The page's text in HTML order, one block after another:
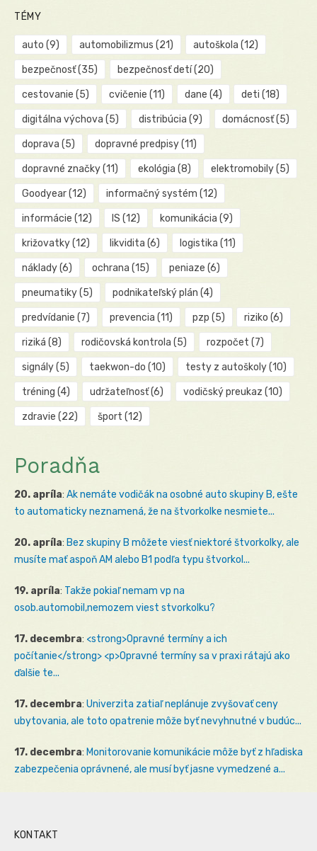
TÉMY
auto (9) automobilizmus (21) autoškola (12)
bezpečnosť(35) bezpečnosť detí(20)
cestovanie (5) cvičenie (11) dane (4) deti (18)
digitálna výchova (5) distribúcia (9) domácnosť(5)
doprava (5) dopravné predpisy(11)
dopravné značky(11) ekológia (8) elektromobily(5)
Goodyear(12) informačný systém (12)
informácie (12) IS (12) komunikácia (9)
križovatky(12) likvidita (6) logistika (11)
náklady(6) ochrana (15) peniaze (6)
pneumatiky(5) podnikateľský plán (4)
predvídanie (7) prevencia (11) pzp (5) riziko (6)
riziká (8) rodičovská kontrola (5) rozpočet (7)
signály(5) taekwon-do (10) testy z autoškoly(10)
tréning (4) udržateľnosť(6) vodičský preukaz (10)
zdravie (22) šport (12)
Poradňa
20. apríla: Ak nemáte vodičák na osobné auto skupiny B, ešte
to automaticky neznamená, že na štvorkolke nesmiete...
20. apríla: Bez skupiny B môžete viesť niektoré štvorkolky, ale
musíte mať aspoň AM alebo B1 podľa typu štvorkol...
19. apríla: Takže pokiaľ nemam vp na
osob.automobil,nemozem viest stvorkolku?
17. decembra: <strong>Opravné termíny a ich
počítanie</strong> <p>Opravné termíny sa v praxi rátajú ako
ďalšie te...
17. decembra: Univerzita zatiaľ neplánuje zvyšovať ceny
ubytovania, ale toto opatrenie môže byť nevyhnutné v budúc...
17. decembra: Monitorovanie komunikácie môže byť z hľadiska
zabezpečenia oprávnené, ale musí byť jasne vymedzené a...
KONTAKT